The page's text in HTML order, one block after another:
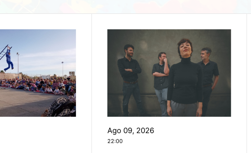
Ago 09, 2026
22:00